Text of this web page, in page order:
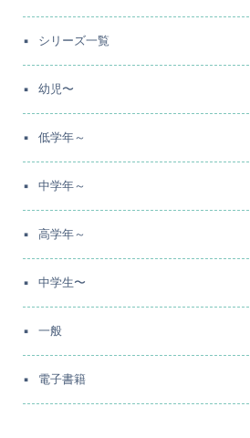
シリーズ一覧
幼児〜
低学年～
中学年～
高学年～
中学生〜
一般
電子書籍